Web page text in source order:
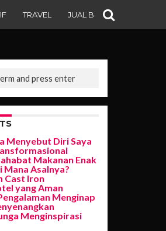
TRAVEL JUAL BELI
Menyebut Diri Saya
Makanan Enak
Mana Asalnya?
Cast Iron
yang Aman
Menginap
Menginspirasi